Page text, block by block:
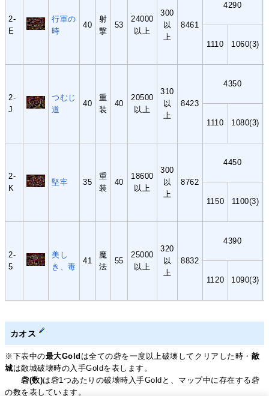
2-
E
行軍の
時
40
射
撃
53
24000
以上
300
以
上
8461
4290
1110 1060(3)
2-
J
つむじ
道
40
重
装
40
20500
以上
310
以
上
8423
4350
1110 1080(3)
2-
K
堅牢 35
重
装
40
18600
以上
300
以
上
8762
4450
1150 1100(3)
2-
5
美し
き、毒
41
魔
法
55
25000
以上
320
以
上
8832
4390
1120 1090(3)
カオス
※下表中の最大Gold は全ての砦を一度以上破壊してクリアした時・ 敵
城は敵城破壊時の入手Goldを表します。
砦(数)は砦1つあたりの破壊時入手Goldと、マップ中に存在する砦
の数を表しています。